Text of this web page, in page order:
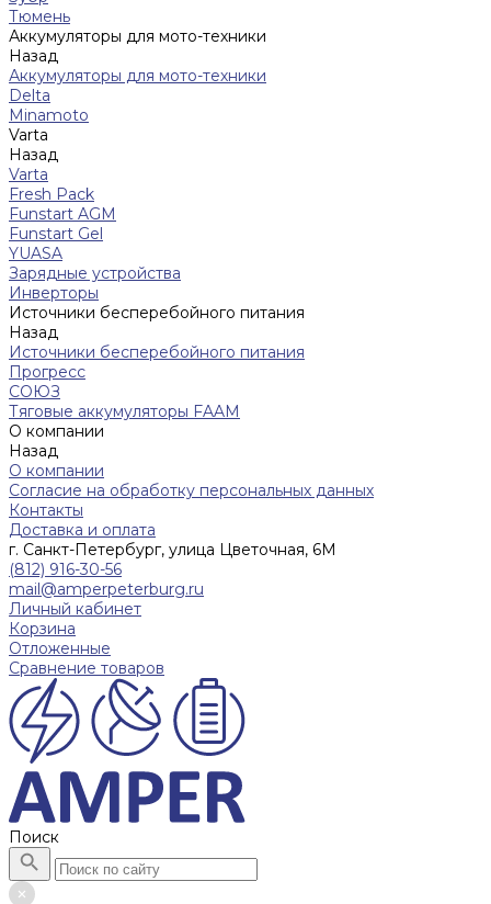
Тюмень
Аккумуляторы для мото-техники
Назад
Аккумуляторы для мото-техники
Delta
Minamoto
Varta
Назад
Varta
Fresh Pack
Funstart AGM
Funstart Gel
YUASA
Зарядные устройства
Инверторы
Источники бесперебойного питания
Назад
Источники бесперебойного питания
Прогресс
СОЮЗ
Тяговые аккумуляторы FAAM
О компании
Назад
О компании
Согласие на обработку персональных данных
Контакты
Доставка и оплата
г. Санкт-Петербург, улица Цветочная, 6М
(812) 916-30-56
mail@amperpeterburg.ru
Личный кабинет
Корзина
Отложенные
Сравнение товаров
Поиск